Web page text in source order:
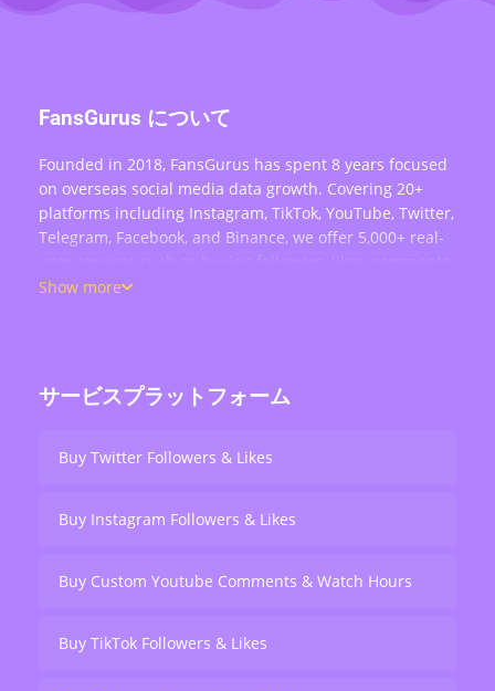
FansGurus について
Founded in 2018, FansGurus has spent 8 years focused
on overseas social media data growth. Covering 20+
platforms including Instagram, TikTok, YouTube, Twitter,
Telegram, Facebook, and Binance, we offer 5,000+ real-
views, retweets, and live stream engagement — serving
Show more
サービスプラットフォーム
Buy Twitter Followers & Likes
Buy Instagram Followers & Likes
Buy Custom Youtube Comments & Watch Hours
Buy TikTok Followers & Likes